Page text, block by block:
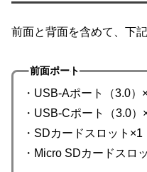
前面と背面を含めて、下
前面ポート
・USB-Aポート（3.0）
・USB-Cポート（3.0）
・SDカードスロット×1
・Micro SDカードスロ